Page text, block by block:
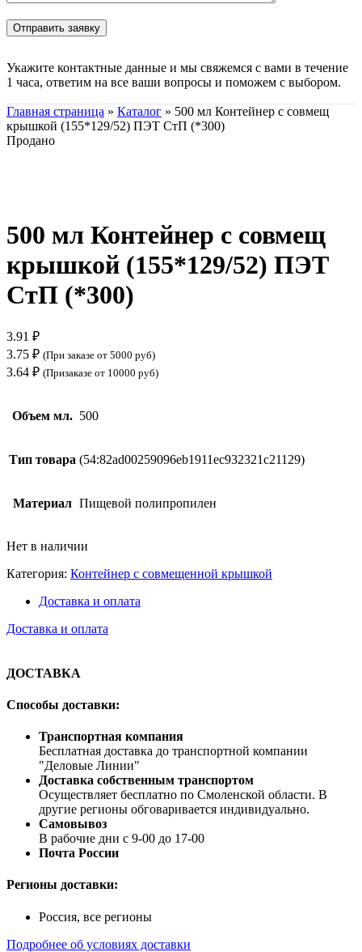
Укажите контактные данные и мы свяжемся с вами в течение
1 часа, ответим на все ваши вопросы и поможем с выбором.
Главная страница » Каталог » 500 мл Контейнер с совмещ
крышкой (155*129/52) ПЭТ СтП (*300)
Продано
500 мл Контейнер с совмещ
крышкой (155*129/52) ПЭТ
СтП (*300)
3.91 ₽
3.75 ₽ (При заказе от 5000 руб)
3.64 ₽ (Призаказе от 10000 руб)
Объем мл. 500
Тип товара (54:82ad00259096eb1911ec932321c21129)
Материал Пищевой полипропилен
Нет в наличии
Категория: Контейнер с совмещенной крышкой
Доставка и оплата
Доставка и оплата
ДОСТАВКА
Способы доставки:
Транспортная компания
Бесплатная доставка до транспортной компании
"Деловые Линии"
Доставка собственным транспортом
Осуществляет бесплатно по Смоленской области. В
другие регионы обговаривается индивидуально.
Самовывоз
В рабочие дни с 9-00 до 17-00
Почта России
Регионы доставки:
Россия, все регионы
Подробнее об условиях доставки